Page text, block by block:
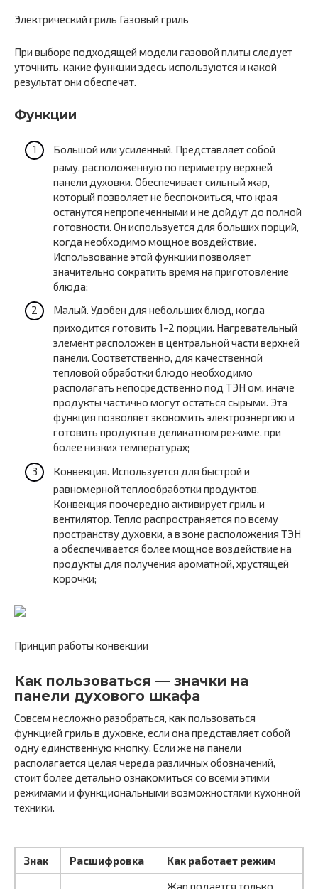
Электрический гриль Газовый гриль
При выборе подходящей модели газовой плиты следует
уточнить, какие функции здесь используются и какой
результат они обеспечат.
Функции
Большой или усиленный. Представляет собой
раму, расположенную по периметру верхней
панели духовки. Обеспечивает сильный жар,
который позволяет не беспокоиться, что края
останутся непропеченными и не дойдут до полной
готовности. Он используется для больших порций,
когда необходимо мощное воздействие.
Использование этой функции позволяет
значительно сократить время на приготовление
блюда;
Малый. Удобен для небольших блюд, когда
приходится готовить 1-2 порции. Нагревательный
элемент расположен в центральной части верхней
панели. Соответственно, для качественной
тепловой обработки блюдо необходимо
располагать непосредственно под ТЭН ом, иначе
продукты частично могут остаться сырыми. Эта
функция позволяет экономить электроэнергию и
готовить продукты в деликатном режиме, при
более низких температурах;
Конвекция. Используется для быстрой и
равномерной теплообработки продуктов.
Конвекция поочередно активирует гриль и
вентилятор. Тепло распространяется по всему
пространству духовки, а в зоне расположения ТЭН
а обеспечивается более мощное воздействие на
продукты для получения ароматной, хрустящей
корочки;
Принцип работы конвекции
Как пользоваться — значки на
панели духового шкафа
Совсем несложно разобраться, как пользоваться
функцией гриль в духовке, если она представляет собой
одну единственную кнопку. Если же на панели
располагается целая череда различных обозначений,
стоит более детально ознакомиться со всеми этими
режимами и функциональными возможностями кухонной
техники.
Знак Расшифровка Как работает режим
Жар подается только